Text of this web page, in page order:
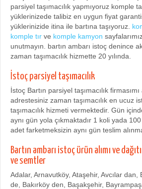
parsiyel taşımacılık yapmıyoruz komple
yüklerinizede talibiz en uygun fiyat
yüklerinizide itina ile bartına taşıyoruz.
komple tır ve komple kamyon
unutmayın. bartın ambarı istoç denince
zaman taşımacılık hizmette 20 yılında.
İstoç parsiyel taşımacılık
İstoç Bartın parsiyel taşımacılık
adrestesiniz zaman taşımacılık en ucuz
taşımacılık hizmeti vermektedir. Gün
aynı gün yola çıkmaktadır 1 koli yada
adet farketmeksizin aynı gün teslim
Bartın ambarı istoç ürün alımı ve
ve semtler
Adalar, Arnavutköy, Ataşehir, Avcılar dan,
de, Bakırköy den, Başakşehir,